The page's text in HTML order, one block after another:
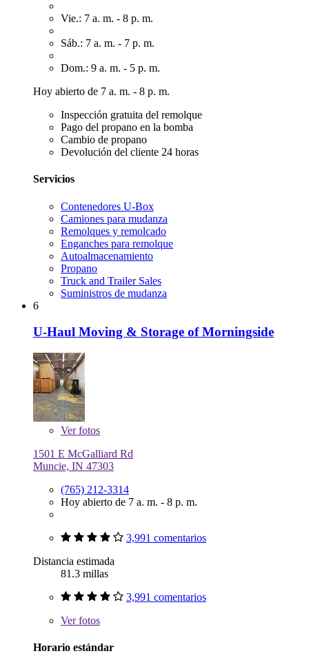
Vie.: 7 a. m. - 8 p. m.
Sáb.: 7 a. m. - 7 p. m.
Dom.: 9 a. m. - 5 p. m.
Hoy abierto de 7 a. m. - 8 p. m.
Inspección gratuita del remolque
Pago del propano en la bomba
Cambio de propano
Devolución del cliente 24 horas
Servicios
Contenedores U-Box
Camiones para mudanza
Remolques y remolcado
Enganches para remolque
Autoalmacenamiento
Propano
Truck and Trailer Sales
Suministros de mudanza
6
U-Haul Moving & Storage of Morningside
Verfotos
1501 E McGalliard Rd
Muncie, IN 47303
(765) 212-3314
Hoy abierto de 7 a. m. - 8 p. m.
3,991 comentarios
Distancia estimada
81.3 millas
3,991 comentarios
Verfotos
Horario estándar